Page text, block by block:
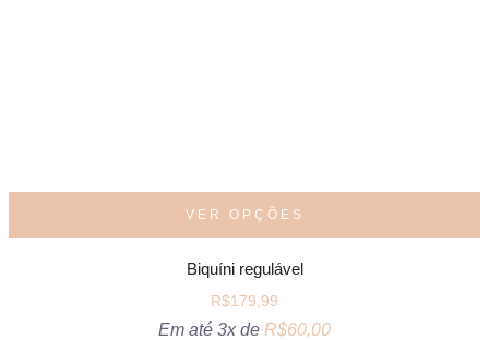
VER OPÇÕES
Biquíni regulável
R$179,99
Em até 3x de R$60,00